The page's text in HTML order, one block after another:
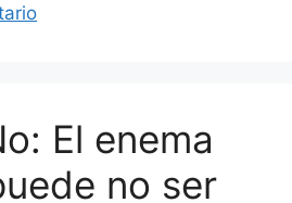
El enema
no ser